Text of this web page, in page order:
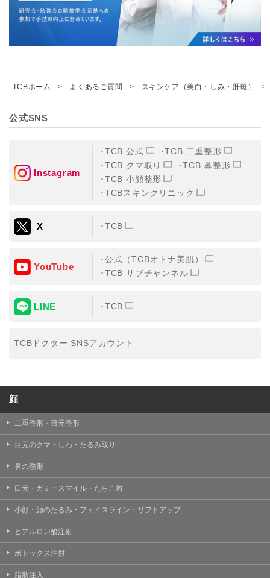
TCBホーム よくあるご質問 スキンケア（美白・しみ・肝斑）
公式SNS
Instagram
TCB 公式
TCB 二重整形
TCB クマ取り
TCB 鼻整形
TCB 小顔整形
TCBスキンクリニック
X TCB
YouTube
公式（TCBオトナ美肌）
TCB サブチャンネル
LINE TCB
TCBドクター SNSアカウント
顔
二重整形・目元整形
目元のクマ・しわ・たるみ取り
鼻の整形
口元・ガミースマイル・たらこ唇
小顔・顔のたるみ・フェイスライン・リフトアップ
ヒアルロン酸注射
ボトックス注射
脂肪注入